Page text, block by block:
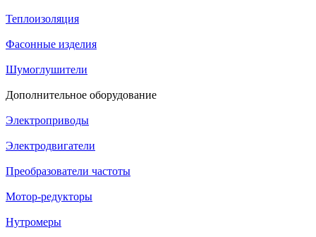
Теплоизоляция
Фасонные изделия
Шумоглушители
Дополнительное оборудование
Электроприводы
Электродвигатели
Преобразователи частоты
Мотор-редукторы
Нутромеры